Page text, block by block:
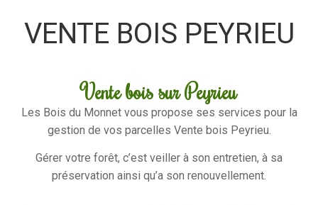
VENTE BOIS PEYRIEU
Vente bois sur Peyrieu
Les Bois du Monnet vous propose ses services pour la
gestion de vos parcelles Vente bois Peyrieu.
Gérer votre forêt, c’est veiller à son entretien, à sa
préservation ainsi qu’a son renouvellement.